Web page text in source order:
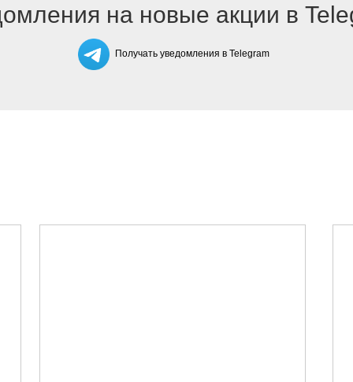
на новые акции в
Получать уведомления в Telegram